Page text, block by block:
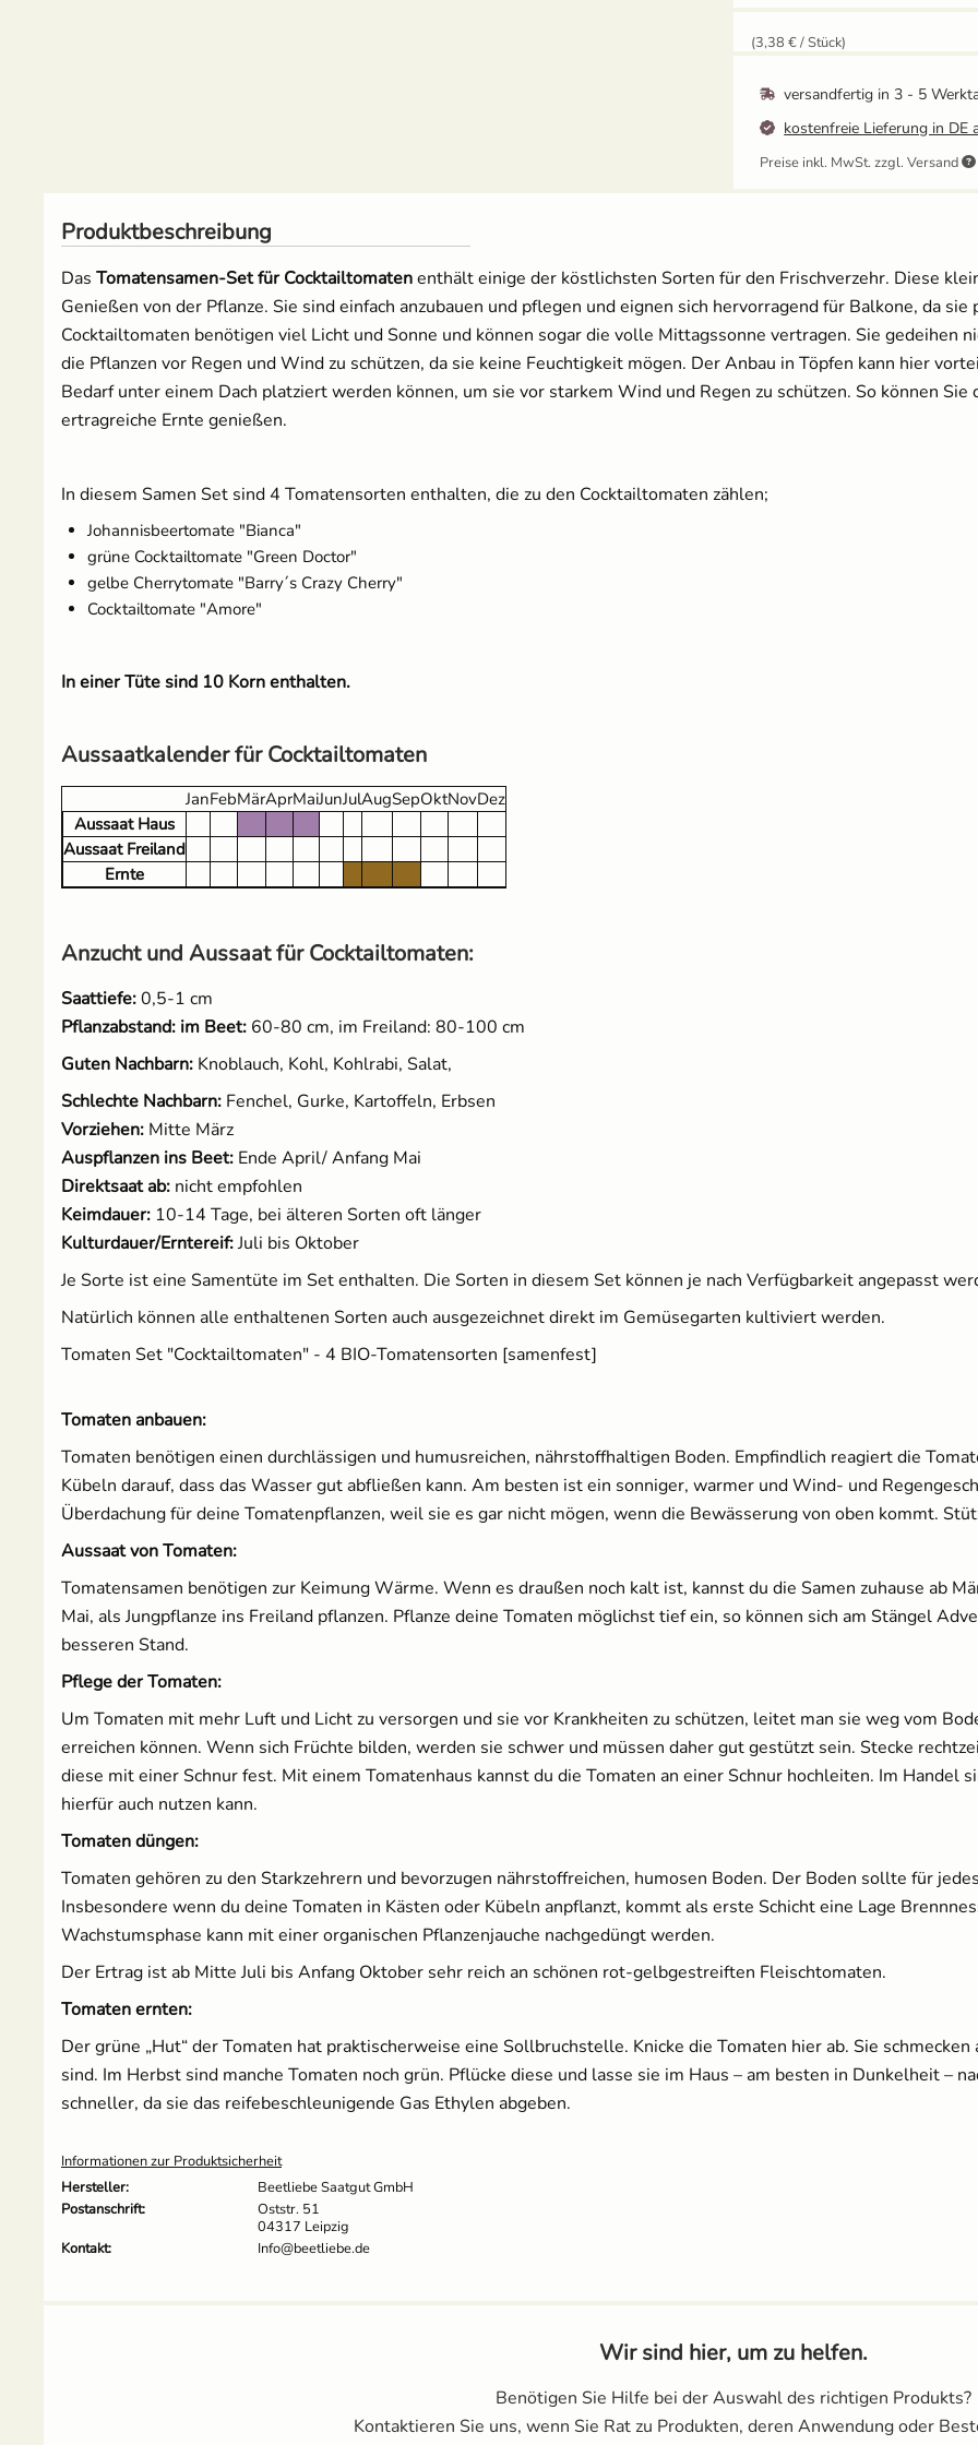
12,95 €
Anzuchtschalen Set
[Kunststoff] & Pikierstab
aus Holz
13,99 €
(3,38 € / Stück)
versandfertig in3 - 5
kostenfreie Lieferung in DE
Preise inkl. MwSt. zzgl. Versand
Produktbeschreibung
Das Tomatensamen-Set für Cocktailtomatenenthält einige der köstlichsten Sorten für den Frischverzehr. Diese
Genießen von der Pflanze. Sie sind einfach anzubauen und pflegen und eignen sich hervorragend für Balkone, da
Cocktailtomaten benötigen viel Licht und Sonne und können sogar die volle Mittagssonne vertragen. Sie gedeihen
die Pflanzen vor Regen und Wind zu schützen, da sie keine Feuchtigkeit mögen. Der Anbau in Töpfen kann hier
Bedarf unter einem Dach platziert werden können, um sie vor starkem Wind und Regen zu schützen. So können
ertragreiche Ernte genießen.
In diesem Samen Set sind 4 Tomatensorten enthalten, die zu den Cocktailtomaten zählen;
Johannisbeertomate "Bianca"
grüne Cocktailtomate "Green Doctor"
gelbe Cherrytomate "Barry´s Crazy Cherry"
Cocktailtomate "Amore"
In einer Tüte sind 10 Korn enthalten.
Aussaatkalender für Cocktailtomaten
JanFebMärAprMaiJunJulAugSepOktNovDez
Aussaat Haus
Aussaat Freiland
Ernte
Anzucht und Aussaat für Cocktailtomaten:
Saattiefe:0,5-1 cm
Pflanzabstand: im Beet: 60-80 cm, im Freiland: 80-100 cm
Guten Nachbarn: Knoblauch, Kohl, Kohlrabi, Salat,
Schlechte Nachbarn: Fenchel, Gurke, Kartoffeln, Erbsen
Vorziehen: Mitte März
Auspflanzen ins Beet: Ende April/ Anfang Mai
Direktsaat ab: nicht empfohlen
Keimdauer: 10-14 Tage, bei älteren Sorten oft länger
Kulturdauer/Erntereif:Juli bis Oktober
Je Sorte ist eine Samentüte im Set enthalten. Die Sorten in diesem Set können je nach Verfügbarkeit angepasst
Natürlich können alle enthaltenen Sorten auch ausgezeichnet direkt im Gemüsegarten kultiviert werden.
Tomaten Set "Cocktailtomaten" - 4 BIO-Tomatensorten [samenfest]
Tomaten anbauen:
Tomaten benötigen einen durchlässigen und humusreichen, nährstoffhaltigen Boden. Empfindlich reagiert die
Kübeln darauf, dass das Wasser gut abfließen kann. Am besten ist ein sonniger, warmer und Wind- und
Überdachung für deine Tomatenpflanzen, weil sie es gar nicht mögen, wenn die Bewässerung von oben kommt.
Aussaat von Tomaten:
Tomatensamen benötigen zur Keimung Wärme. Wenn es draußen noch kalt ist, kannst du die Samen zuhause ab
Mai, als Jungpflanze ins Freiland pflanzen. Pflanze deine Tomaten möglichst tief ein, so können sich am Stängel
besseren Stand.
Pflege der Tomaten:
Um Tomaten mit mehr Luft und Licht zu versorgen und sie vor Krankheiten zu schützen, leitet man sie weg vom
erreichen können. Wenn sich Früchte bilden, werden sie schwer und müssen daher gut gestützt sein. Stecke
diese mit einer Schnur fest. Mit einem Tomatenhaus kannst du die Tomaten an einer Schnur hochleiten. Im Handel
hierfür auch nutzen kann.
Tomaten düngen:
Tomaten gehören zu den Starkzehrern und bevorzugen nährstoffreichen, humosen Boden. Der Boden sollte für
Insbesondere wenn du deine Tomaten in Kästen oder Kübeln anpflanzt, kommt als erste Schicht eine Lage
Wachstumsphase kann mit einer organischen Pflanzenjauche nachgedüngt werden.
Der Ertrag ist ab Mitte Juli bis Anfang Oktober sehr reich an schönen rot-gelbgestreiften Fleischtomaten.
Tomaten ernten:
Der grüne „Hut“ der Tomaten hat praktischerweise eine Sollbruchstelle. Knicke die Tomaten hier ab. Sie
sind. Im Herbst sind manche Tomaten noch grün. Pflücke diese und lasse sie im Haus – am besten in Dunkelheit –
schneller, da sie das reifebeschleunigende Gas Ethylen abgeben.
Informationen zur Produktsicherheit
Hersteller:
Beetliebe Saatgut GmbH
Postanschrift:
Oststr. 51
04317 Leipzig
Kontakt:
Info@beetliebe.de
Wir sind hier, um zu helfen.
Benötigen Sie Hilfe bei der Auswahl des richtigen Produkts?
Kontaktieren Sie uns, wenn Sie Rat zu Produkten, deren Anwendung oder
Pastinake
Porree/ Lauch
Rosenkohl
Rote Bete
Zuckermais
Zuckerschoten